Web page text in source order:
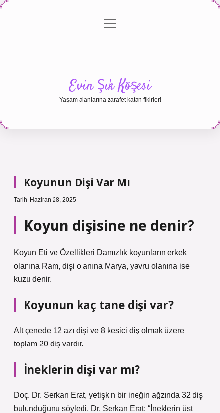
Gizlilik Politikası
menüyü
Evin Şık Köşesi
Yaşam alanlarına zarafet katan fikirler!
Koyunun Dişi Var Mı
Tarih: Haziran 28, 2025
Koyun dişisine ne denir?
Koyun Eti ve Özellikleri Damızlık koyunların erkek
olanına Ram, dişi olanına Marya, yavru olanına ise
kuzu denir.
Koyunun kaç tane dişi var?
Alt çenede 12 azı dişi ve 8 kesici diş olmak üzere
toplam 20 diş vardır.
İneklerin dişi var mı?
Doç. Dr. Serkan Erat, yetişkin bir ineğin ağzında 32 diş
bulunduğunu söyledi. Dr. Serkan Erat: “İneklerin üst